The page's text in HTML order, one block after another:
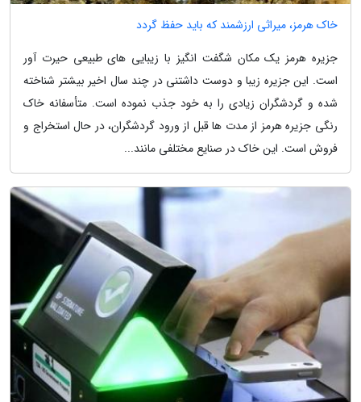
خاک هرمز، میراثی ارزشمند که باید حفظ گردد
جزیره هرمز یک مکان شگفت انگیز با زیبایی های طبیعی حیرت آور
است. این جزیره زیبا و دوست داشتنی در چند سال اخیر بیشتر شناخته
شده و گردشگران زیادی را به خود جذب نموده است. متأسفانه خاک
رنگی جزیره هرمز از مدت ها قبل از ورود گردشگران، در حال استخراج و
فروش است. این خاک در صنایع مختلفی مانند...